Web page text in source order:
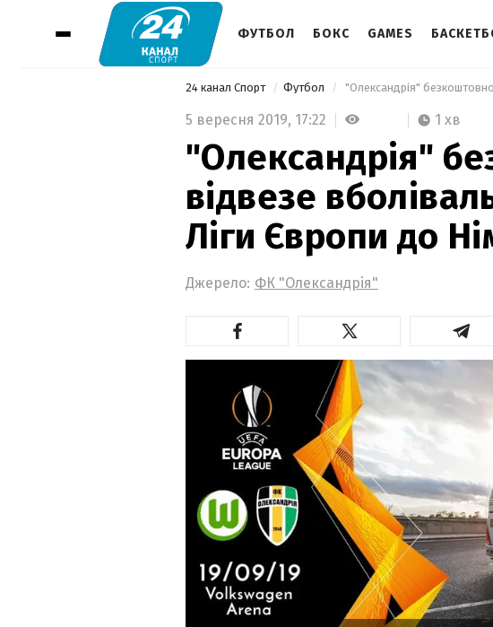
ФУТБОЛ БОКС GAMES
24 канал Спорт Футбол
5 вересня 2019, 17:22 1 хв
"Олександрія"
відвезе
Ліги Європи до
Джерело: ФК "Олександрія"